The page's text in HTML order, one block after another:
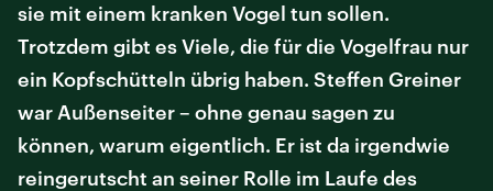
sie mit einem kranken Vogel tun sollen.
Trotzdem gibt es Viele, die für die Vogelfrau nur
ein Kopfschütteln übrig haben. Steffen Greiner
war Außenseiter – ohne genau sagen zu
können, warum eigentlich. Er ist da irgendwie
reingerutscht an seiner Rolle im Laufe des